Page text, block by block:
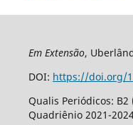
Em Extensão,
DOI: https://doi.org/
Qualis Periódicos:
Quadriênio 2021-